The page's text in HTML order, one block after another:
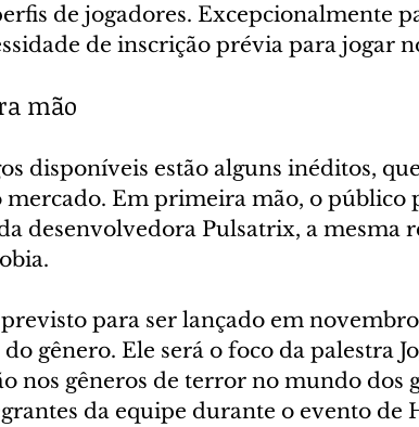
de jogadores. Excepcionalmente
de inscrição prévia para jogar
mão
disponíveis estão alguns inéditos,
mercado. Em primeira mão, o público
desenvolvedora Pulsatrix, a mesma
para ser lançado em
gênero. Ele será o foco da palestra
nos gêneros de terror no mundo dos
da equipe durante o evento de